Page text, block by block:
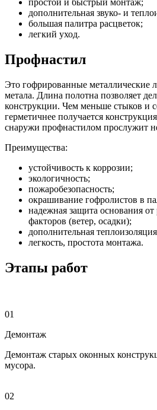
простой и быстрый монтаж;
дополнительная звуко- и
большая палитра расцветок;
легкий уход.
Профнастил
Это гофрированные металлические
метала. Длина полотна позволяет
конструкции. Чем меньше стыков и
герметичнее получается
снаружи профнастилом прослужит
Преимущества:
устойчивость к коррозии;
экологичность;
пожаробезопасность;
окрашивание гофролистов в
надежная защита основания
факторов (ветер, осадки);
дополнительная
легкость, простота монтажа.
Этапы работ
01
Демонтаж
Демонтаж старых оконных
мусора.
02